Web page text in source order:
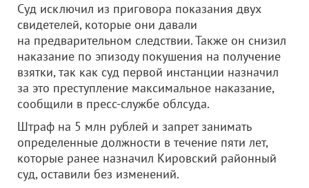
Суд исключил из приговора показания двух
свидетелей, которые они давали
на предварительном следствии. Также он снизил
наказание по эпизоду покушения на получение
взятки, так как суд первой инстанции назначил
за это преступление максимальное наказание,
сообщили в пресс-службе облсуда.
Штраф на 5 млн рублей и запрет занимать
определенные должности в течение пяти лет,
которые ранее назначил Кировский районный
суд, оставили без изменений.